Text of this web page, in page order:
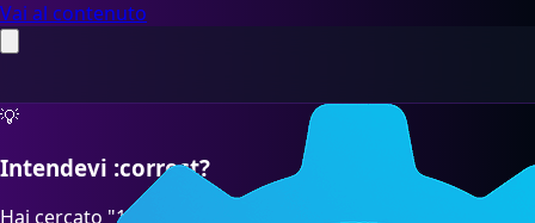
Vai al contenuto
💡
Intendevi :correct?
Hai cercato "192.168.190.l" che è un errore di battitura